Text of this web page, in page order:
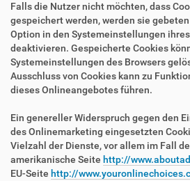
Falls die Nutzer nicht möchten, dass
gespeichert werden, werden sie
Option in den Systemeinstellungen
deaktivieren. Gespeicherte Cookies
Systemeinstellungen des Browsers
Ausschluss von Cookies kann zu
dieses Onlineangebotes führen.
Ein genereller Widerspruch gegen den
des Onlinemarketing eingesetzten
Vielzahl der Dienste, vor allem im Fall
amerikanische Seite http://
EU-Seite http://